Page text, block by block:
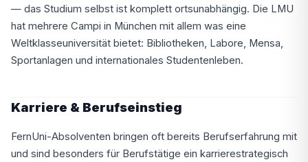
— das Studium selbst ist komplett ortsunabhängig. Die LMU
hat mehrere Campi in München mit allem was eine
Weltklasseuniversität bietet: Bibliotheken, Labore, Mensa,
Sportanlagen und internationales Studentenleben.
Karriere & Berufseinstieg
FernUni-Absolventen bringen oft bereits Berufserfahrung mit
und sind besonders für Berufstätige ein karrierestrategisch